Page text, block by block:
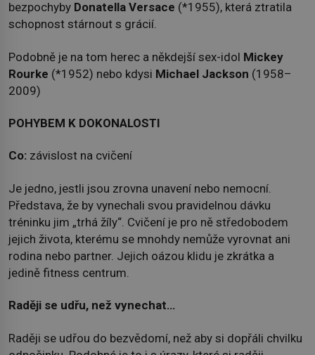
bezpochyby Donatella Versace (*1955), která ztratila
schopnost stárnout s grácií.
Podobně je na tom herec a někdejší sex-idol Mickey
Rourke (*1952) nebo kdysi Michael Jackson (1958­–
2009)
POHYBEM K DOKONALOSTI
Co: závislost na cvičení
Je jedno, jestli jsou zrovna unavení nebo nemocní.
Představa, že by vynechali svou pravidelnou dávku
tréninku jim „trhá žíly“. Cvičení je pro ně středobodem
jejich života, kterému se mnohdy nemůže vyrovnat ani
rodina nebo partner. Jejich oázou klidu je zkrátka a
jedině fitness centrum.
Raději se udřu, než vynechat…
Raději se udřou do bezvědomí, než aby si dopřáli chvilku